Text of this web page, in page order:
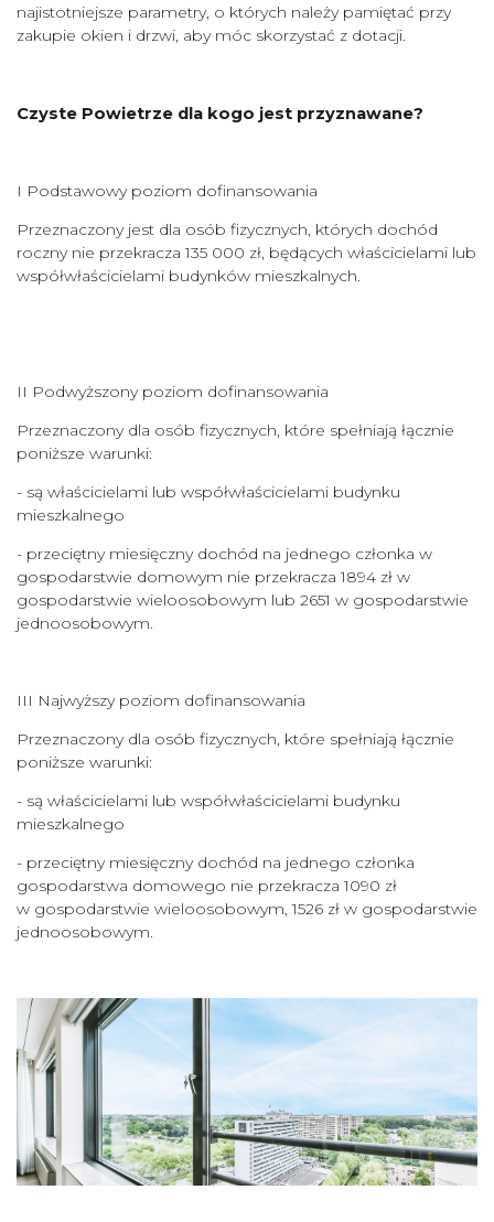
najistotniejsze parametry, o których należy pamiętać przy
zakupie okien i drzwi, aby móc skorzystać z dotacji.
Czyste Powietrze dla kogo jest przyznawane?
I Podstawowy poziom dofinansowania
Przeznaczony jest dla osób fizycznych, których dochód
roczny nie przekracza 135 000 zł, będących właścicielami lub
współwłaścicielami budynków mieszkalnych.
II Podwyższony poziom dofinansowania
Przeznaczony dla osób fizycznych, które spełniają łącznie
poniższe warunki:
- są właścicielami lub współwłaścicielami budynku
mieszkalnego
- przeciętny miesięczny dochód na jednego członka w
gospodarstwie domowym nie przekracza 1894 zł w
gospodarstwie wieloosobowym lub 2651 w gospodarstwie
jednoosobowym.
III Najwyższy poziom dofinansowania
Przeznaczony dla osób fizycznych, które spełniają łącznie
poniższe warunki:
- są właścicielami lub współwłaścicielami budynku
mieszkalnego
- przeciętny miesięczny dochód na jednego członka
gospodarstwa domowego nie przekracza 1090 zł
w gospodarstwie wieloosobowym, 1526 zł w gospodarstwie
jednoosobowym.